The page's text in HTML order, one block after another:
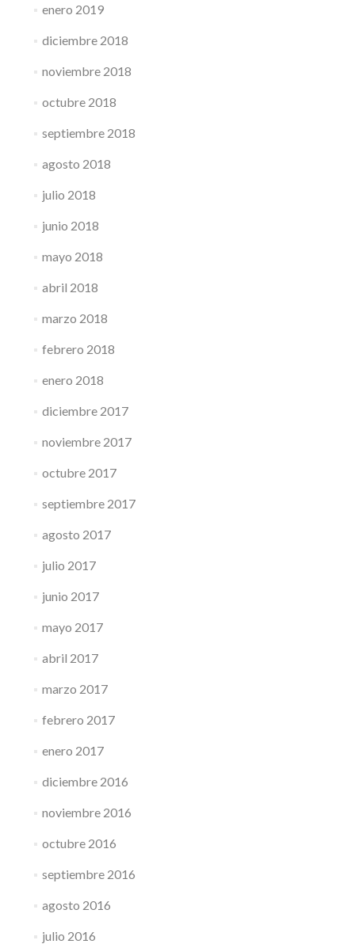
enero 2019
diciembre 2018
noviembre 2018
octubre 2018
septiembre 2018
agosto 2018
julio 2018
junio 2018
mayo 2018
abril 2018
marzo 2018
febrero 2018
enero 2018
diciembre 2017
noviembre 2017
octubre 2017
septiembre 2017
agosto 2017
julio 2017
junio 2017
mayo 2017
abril 2017
marzo 2017
febrero 2017
enero 2017
diciembre 2016
noviembre 2016
octubre 2016
septiembre 2016
agosto 2016
julio 2016